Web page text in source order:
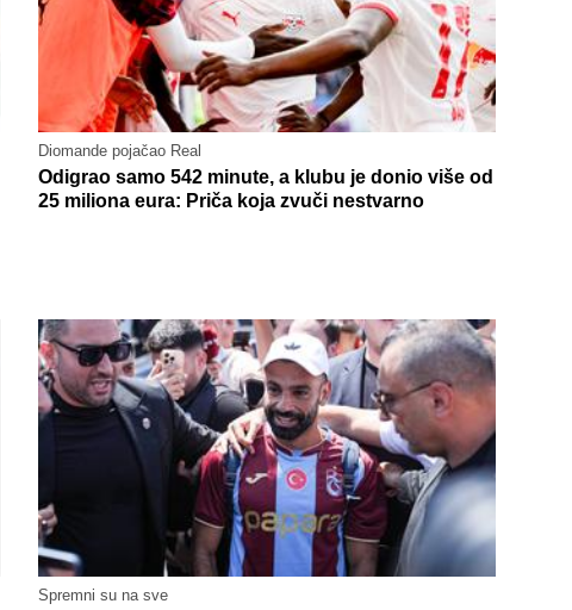
Diomande pojačao Real
Odigrao samo 542 minute, a klubu je donio više od
25 miliona eura: Priča koja zvuči nestvarno
Spremni su na sve